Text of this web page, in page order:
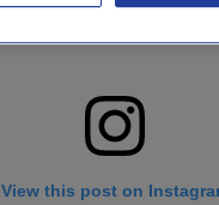
View this post on